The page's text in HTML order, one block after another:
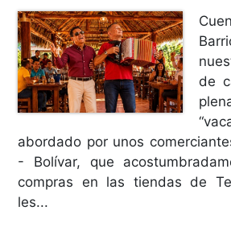
de
abordado por unos
- Bolívar, que
compras en las tiendas de
les...